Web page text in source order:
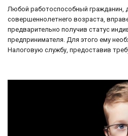
Любой работоспособный гражданин,
совершеннолетнего возраста,
предварительно получив статус
предпринимателя. Для этого ему
Налоговую службу, предоставив